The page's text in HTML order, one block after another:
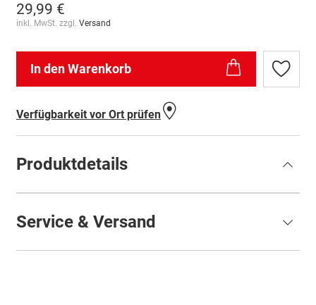
29,99 €
inkl. MwSt. zzgl. Versand
In den Warenkorb
Zur
Verfügbarkeit vor Ort prüfen
Produktdetails
Service & Versand